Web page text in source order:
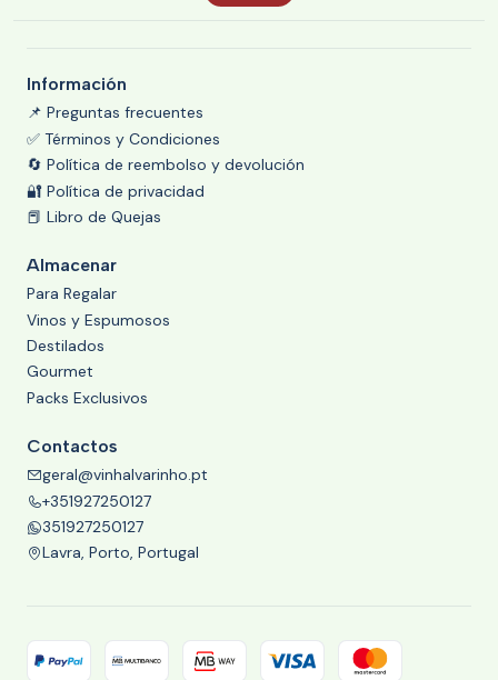
Información
📌 Preguntas frecuentes
✅ Términos y Condiciones
🔄 Política de reembolso y devolución
🔐 Política de privacidad
📕 Libro de Quejas
Almacenar
Para Regalar
Vinos y Espumosos
Destilados
Gourmet
Packs Exclusivos
Contactos
geral@vinhalvarinho.pt
+351927250127
351927250127
Lavra, Porto, Portugal